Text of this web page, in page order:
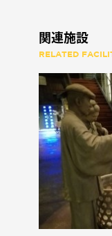
関連施設
RELATED